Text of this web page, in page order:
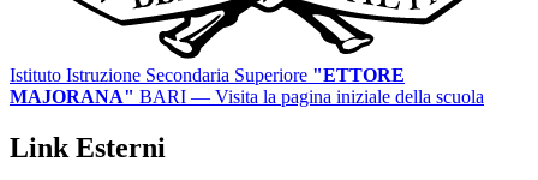
Istituto Istruzione Secondaria Superiore "ETTORE
MAJORANA" BARI — Visita la pagina iniziale della scuola
Link Esterni